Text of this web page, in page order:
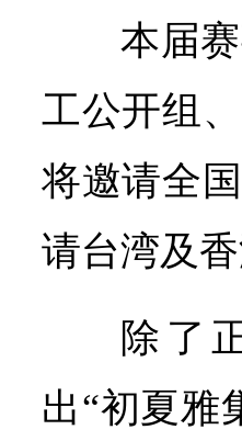
本届
工公开组
将邀请全
请台湾及
除了
出“初夏雅